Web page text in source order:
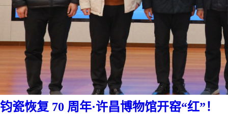
钧瓷恢复 70 周年·许昌博物馆开窑“红”！